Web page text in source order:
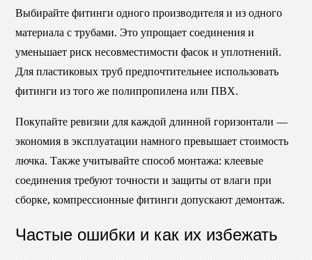
Выбирайте фитинги одного производителя и из одного
материала с трубами. Это упрощает соединения и
уменьшает риск несовместимости фасок и уплотнений.
Для пластиковых труб предпочтительнее использовать
фитинги из того же полипропилена или ПВХ.
Покупайте ревизии для каждой длинной горизонтали —
экономия в эксплуатации намного превышает стоимость
лючка. Также учитывайте способ монтажа: клеевые
соединения требуют точности и защиты от влаги при
сборке, компрессионные фитинги допускают демонтаж.
Частые ошибки и как их избежать